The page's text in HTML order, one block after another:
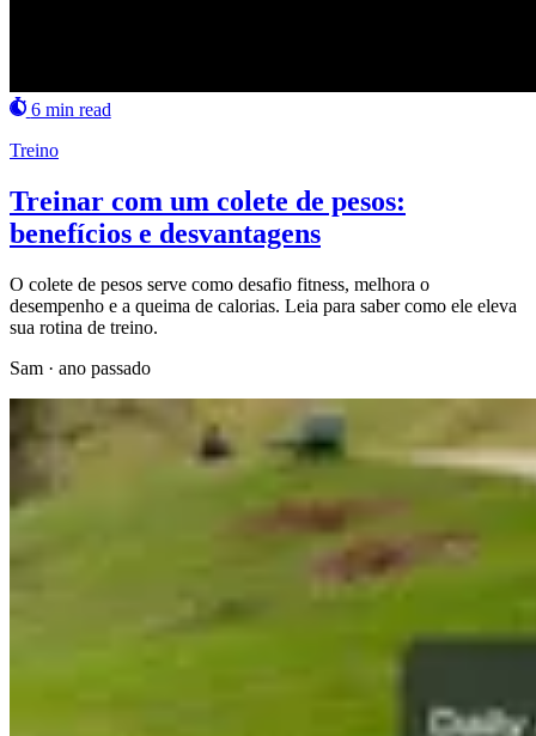
6 min read
Treino
Treinar com um colete de pesos:
benefícios e desvantagens
O colete de pesos serve como desafio fitness, melhora o
desempenho e a queima de calorias. Leia para saber como ele eleva
sua rotina de treino.
Sam · ano passado